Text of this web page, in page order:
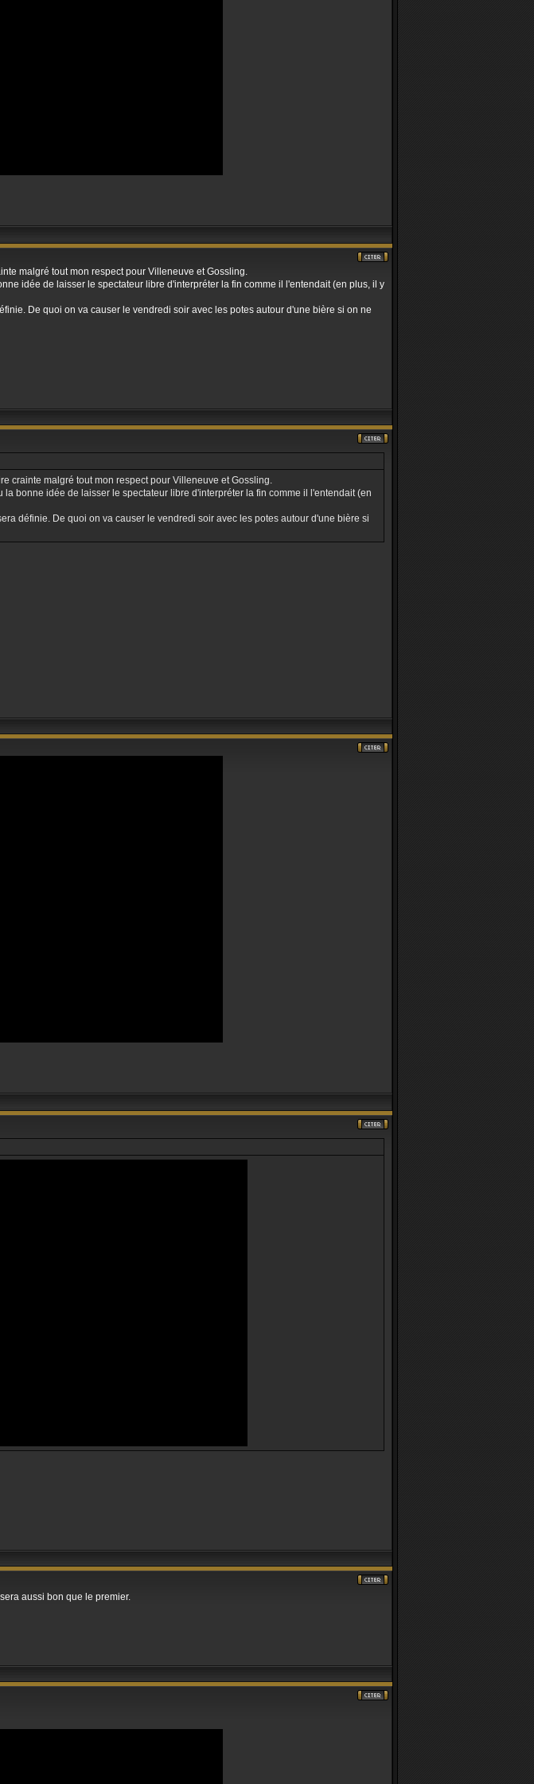
malgré tout mon respect pour Villeneuve et Gossling.
idée de laisser le spectateur libre d'interpréter la fin comme il l'entendait (en plus, il y
De quoi on va causer le vendredi soir avec les potes autour d'une bière si on ne
crainte malgré tout mon respect pour Villeneuve et Gossling.
bonne idée de laisser le spectateur libre d'interpréter la fin comme il l'entendait (en
définie. De quoi on va causer le vendredi soir avec les potes autour d'une bière si
aussi bon que le premier.